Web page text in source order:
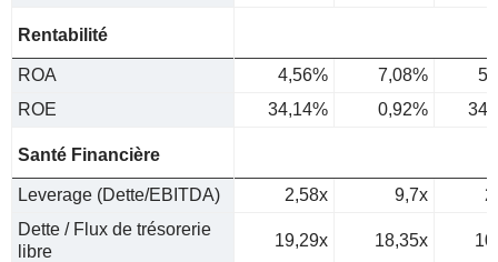
Rentabilité
ROA 4,56% 7,08%
ROE
34,14% 0,92%
Santé Financière
Leverage (Dette/EBITDA) 2,58x 9,7x
Dette / Flux de trésorerie
libre
19,29x 18,35x